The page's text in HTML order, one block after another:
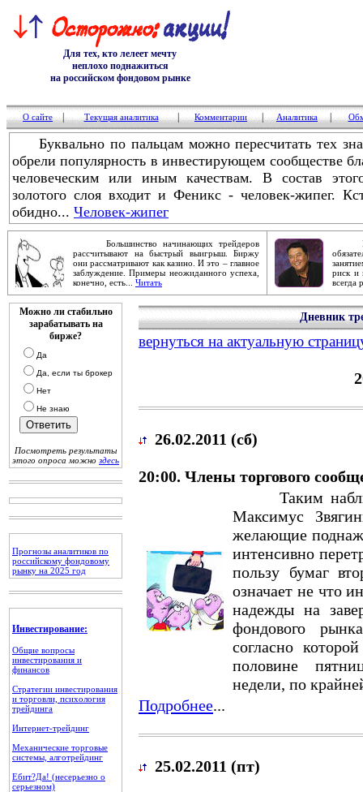
Для тех, кто лелеет мечту
неплохо поднажиться
на российском фондовом рынке
О сайте Текущая аналитика Комментарии Аналитика
Буквально по пальцам можно пересчитать тех
обрели популярность в инвестирующем сообществе
человеческим или иным качествам. В состав
золотого слоя входит и Феникс - человек-жипег.
обидно... Человек-жипег
Большинство начинающих трейдеров
рассчитывают на быстрый выигрыш. Биржу
они рассматривают как казино. И это – главное
заблуждение. Примеры неожиданного успеха,
конечно, есть... Читать
риск и
всегда
Можно ли стабильно
зарабатывать на
бирже?
Да
Да, если ты брокер
Нет
Не знаю
Посмотреть результаты
этого опроса можно здесь
Прогнозы аналитиков по
российскому фондовому
рынку на 2025 год
Инвестирование:
Общие вопросы
инвестирования и
финансов
Стратегии инвестирования
и торговли, психология
трейдинга
Интернет-трейдинг
Механические торговые
системы, алготрейдинг
Ебит?Да! (несерьезно о
серьезном)
Дневник
вернуться на актуальную
26.02.2011 (сб)
20:00. Члены торгового
Таким
Максимус
желающие
интенсивно
пользу бумаг
означает не что
надежды на
фондового
согласно
половине
недели, по
Подробнее...
25.02.2011 (пт)